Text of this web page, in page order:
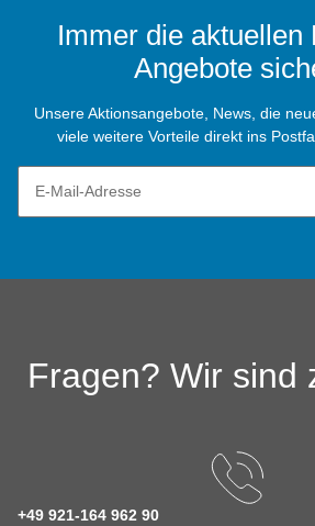
Immer die aktuellen
Angebote
Unsere Aktionsangebote, News, die
viele weitere Vorteile direkt ins
Fragen? Wir sind
+49 921-164 962 90